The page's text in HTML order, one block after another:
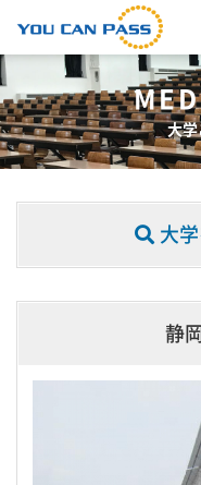
大
大
静